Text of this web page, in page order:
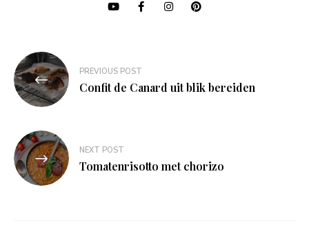
Bericht
navigatie
PREVIOUS POST
Confit de Canard uit blik bereiden
NEXT POST
Tomatenrisotto met chorizo